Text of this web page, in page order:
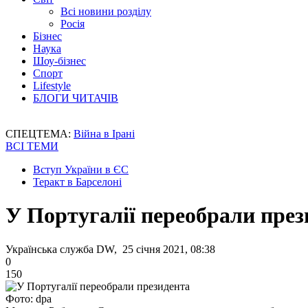
Всі новини розділу
Росія
Бізнес
Наука
Шоу-бізнес
Спорт
Lifestyle
БЛОГИ ЧИТАЧІВ
СПЕЦТЕМА: Війна в Ірані
ВСІ ТЕМИ
Вступ України в ЄС
Теракт в Барселоні
У Португалії переобрали
Українська служба DW, 25 січня 2021, 08:38
0
150
Фото: dpa